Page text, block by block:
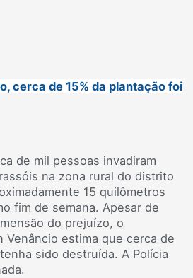
cerca de 15% da plantação foi
de mil pessoas invadiram
na zona rural do distrito
15 quilômetros
fim de semana. Apesar de
do prejuízo, o
Venâncio estima que cerca de
sido destruída. A Polícia